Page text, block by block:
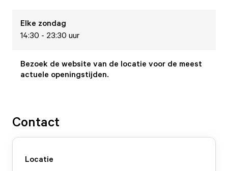
Elke zondag
14:30 - 23:30 uur
Bezoek de website van de locatie voor de meest
actuele openingstijden.
Contact
Locatie